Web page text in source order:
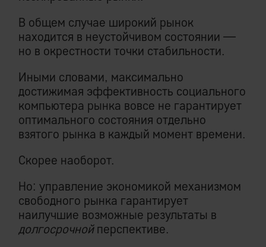
В общем случае широкий рынок
находится в неустойчивом состоянии —
но в окрестности точки стабильности.
Иными словами, максимально
достижимая эффективность социального
компьютера рынка вовсе не гарантирует
оптимального состояния отдельно
взятого рынка в каждый момент времени.
Скорее наоборот.
Но: управление экономикой механизмом
свободного рынка гарантирует
наилучшие возможные результаты в
долгосрочнойперспективе.